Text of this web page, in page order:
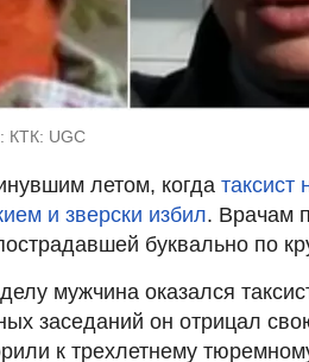
КТК: UGC
летом, когда таксист
и зверски избил. Врачам
буквально по
мужчина оказался
заседаний он отрицал
к трехлетнему